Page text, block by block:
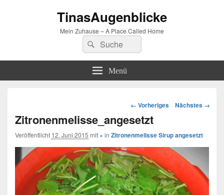
TinasAugenblicke
Mein Zuhause – A Place Called Home
Suchen
nach:
Suchen
Menü
Bilder-
Navigation
← Vorheriges Nächstes →
Zitronenmelisse_angesetzt
Veröffentlicht 12. Juni 2015 mit × in Zitronenmelisse Sirup angesetzt